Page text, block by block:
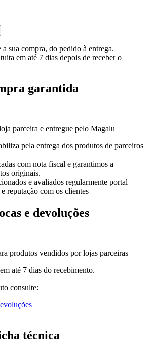
a sua compra, do pedido à entrega.
em até 7 dias depois de receber o
garantida
parceira e entregue pelo Magalu
pela entrega dos produtos de parceiros
com nota fiscal e garantimos a
originais.
e avaliados regularmente portal
reputação com os clientes
e devoluções
produtos vendidos por lojas parceiras
até 7 dias do recebimento.
consulte:
técnica